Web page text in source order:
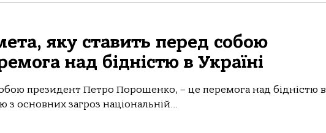
яку ставить перед собою
над бідністю в Україні
президент Петро Порошенко, – це перемога над бідністю в
з основних загроз національній...